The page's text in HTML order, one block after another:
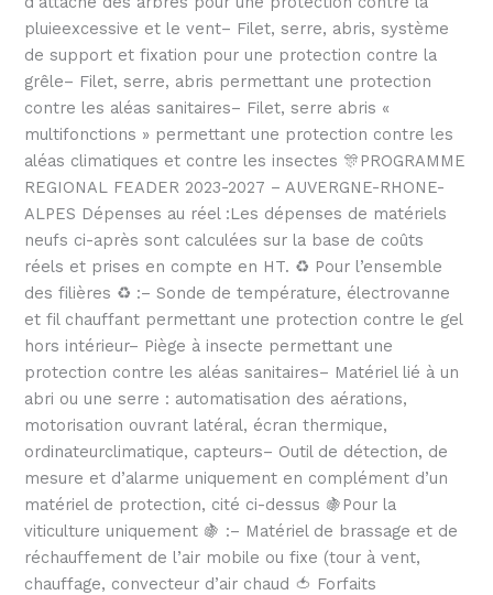
pluieexcessive et le vent– Filet, serre, abris, système
de support et fixation pour une protection contre la
grêle– Filet, serre, abris permettant une protection
contre les aléas sanitaires– Filet, serre abris «
multifonctions » permettant une protection contre les
aléas climatiques et contre les insectes 🎊PROGRAMME
REGIONAL FEADER 2023-2027 – AUVERGNE-RHONE-
ALPES Dépenses au réel :Les dépenses de matériels
neufs ci-après sont calculées sur la base de coûts
réels et prises en compte en HT. ♻ Pour l’ensemble
des filières ♻ :– Sonde de température, électrovanne
et fil chauffant permettant une protection contre le gel
hors intérieur– Piège à insecte permettant une
protection contre les aléas sanitaires– Matériel lié à un
abri ou une serre : automatisation des aérations,
motorisation ouvrant latéral, écran thermique,
ordinateurclimatique, capteurs– Outil de détection, de
mesure et d’alarme uniquement en complément d’un
matériel de protection, cité ci-dessus 🍇Pour la
viticulture uniquement 🍇 :– Matériel de brassage et de
réchauffement de l’air mobile ou fixe (tour à vent,
chauffage, convecteur d’air chaud 🍅 Forfaits